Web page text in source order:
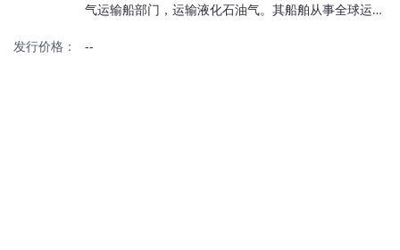
气运输船部门，运输液化石油气。其船舶从事全球运输
发行价格：
--